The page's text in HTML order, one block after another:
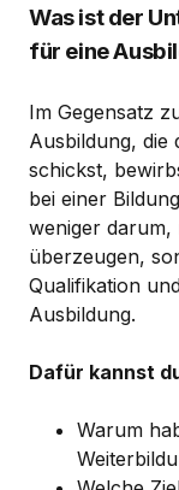
Was ist der
für eine
Im Gegensatz
Ausbildung, die
schickst,
bei einer
weniger darum,
überzeugen,
Qualifikation
Ausbildung.
Dafür kannst
Warum